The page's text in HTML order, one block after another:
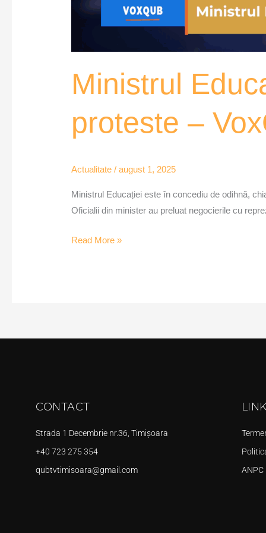
Ministrul
proteste –
Actualitate /august 1, 2025
Ministrul Educației este în concediu de odihnă,
Oficialii din minister au preluat negocierile cu
Read More »
CONTACT
Strada 1 Decembrie nr.36, Timișoara
+40 723 275 354
qubtvtimisoara@gmail.com
ANPC